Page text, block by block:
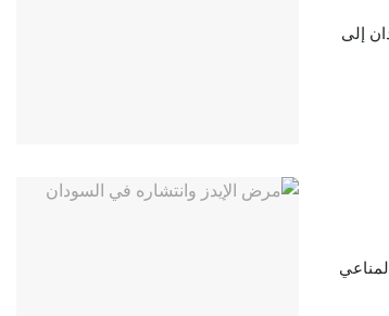
فروا من السودان إلى